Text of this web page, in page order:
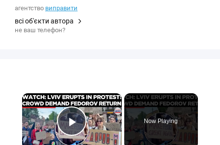
агентство виправити
всі об'єкти автора
не ваш телефон?
×
Play Video
Now Playing